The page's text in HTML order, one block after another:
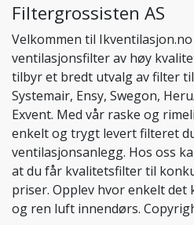
Filtergrossisten AS
Velkommen til
ventilasjonsfilter av høy
tilbyr et bredt utvalg av filter
Systemair, Ensy, Swegon,
Exvent. Med vår raske og
enkelt og trygt levert filteret
ventilasjonsanlegg. Hos oss
at du får kvalitetsfilter til
priser. Opplev hvor enkelt
og ren luft innendørs.